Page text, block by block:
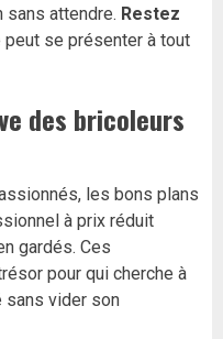
sans attendre. Restez
peut se présenter à tout
des bricoleurs
les bons plans
à prix réduit
gardés. Ces
pour qui cherche à
sans vider son